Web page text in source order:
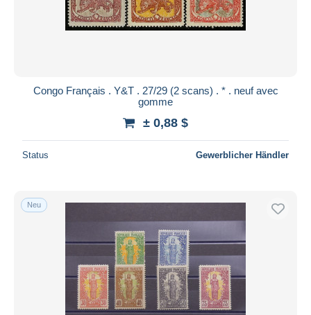
Congo Français . Y&T . 27/29 (2 scans) . * . neuf avec
gomme
± 0,88 $
Status Gewerblicher Händler
Neu